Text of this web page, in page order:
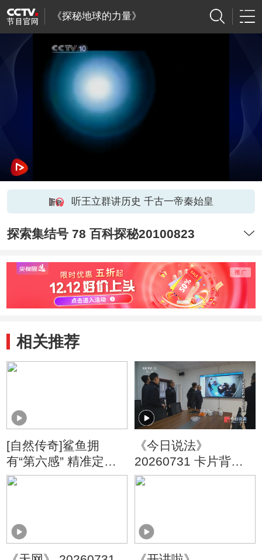
《探秘地球的力量》
听王立群讲历史 千古一帝秦始皇
探索集结号 78 百科探秘20100823
相关推荐
[自然传奇]鲨鱼拥
有“第六感” 精准定位
猎物全靠它
《今日说法》
20260731 卡片背后
的非法放贷网